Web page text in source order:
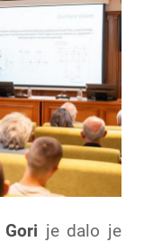
je dalo je